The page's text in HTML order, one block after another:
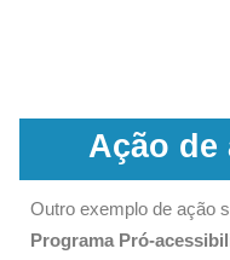
Ação de
Outro exemplo de ação
Programa Pró-